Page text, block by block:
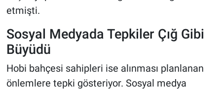
etmişti.
Sosyal Medyada Tepkiler Çığ Gibi
Büyüdü
Hobi bahçesi sahipleri ise alınması planlanan
önlemlere tepki gösteriyor. Sosyal medya